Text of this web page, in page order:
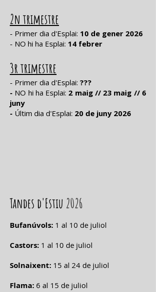
2n trimestre
- Primer dia d'Esplai: 10 de gener 2026
- NO hi ha Esplai: 14 febrer
3r trimestre
- Primer dia d'Esplai: ???
- NO hi ha Esplai: 2 maig // 23 maig // 6
juny
- Últim dia d'Esplai: 20 de juny 2026
Tandes d'Estiu 2026
Bufanúvols: 1 al 10 de juliol
Castors: 1 al 10 de juliol
Solnaixent: 15 al 24 de juliol
Flama: 6 al 15 de juliol